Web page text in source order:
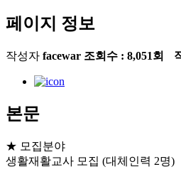
페이지 정보
작성자 facewar 조회수 : 8,051회
본문
★ 모집분야
생활재활교사 모집 (대체인력 2명)